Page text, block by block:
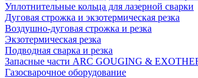
Уплотнительные кольца для лазерной сварки
Дуговая строжка и экзотермическая резка
Воздушно-дуговая строжка и резка
Экзотермическая резка
Подводная сварка и резка
Запасные части ARC GOUGING &
Газосварочное оборудование